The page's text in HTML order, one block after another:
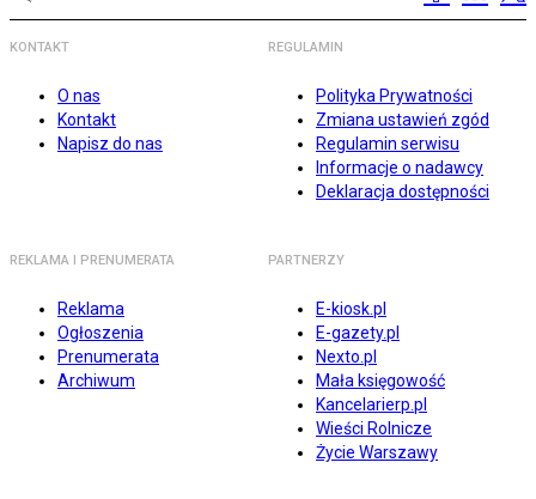
KONTAKT
O nas
Kontakt
Napisz do nas
REGULAMIN
Polityka Prywatności
Zmiana ustawień zgód
Regulamin serwisu
Informacje o nadawcy
Deklaracja dostępności
REKLAMA I PRENUMERATA
Reklama
Ogłoszenia
Prenumerata
Archiwum
PARTNERZY
E-kiosk.pl
E-gazety.pl
Nexto.pl
Mała księgowość
Kancelarierp.pl
Wieści Rolnicze
Życie Warszawy